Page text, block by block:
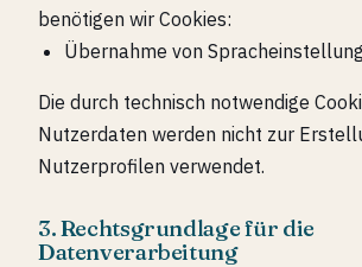
benötigen wir Cookies:
Übernahme von
Die durch technisch notwendige
Nutzerdaten werden nicht zur
Nutzerprofilen verwendet.
3. Rechtsgrundlage für die
Datenverarbeitung